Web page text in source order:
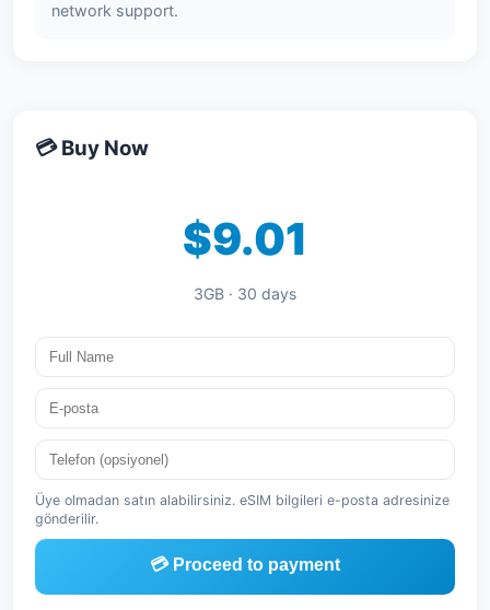
network support.
💳 Buy Now
$9.01
3GB · 30 days
Üye olmadan satın alabilirsiniz. eSIM bilgileri e-posta adresinize
gönderilir.
💳 Proceed to payment